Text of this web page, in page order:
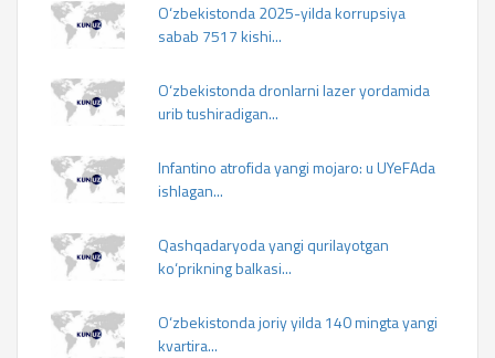
O‘zbekistonda 2025-yilda korrupsiya
sabab 7517 kishi...
O‘zbekistonda dronlarni lazer yordamida
urib tushiradigan...
Infantino atrofida yangi mojaro: u UYeFAda
ishlagan...
Qashqadaryoda yangi qurilayotgan
ko‘prikning balkasi...
O‘zbekistonda joriy yilda 140 mingta yangi
kvartira...